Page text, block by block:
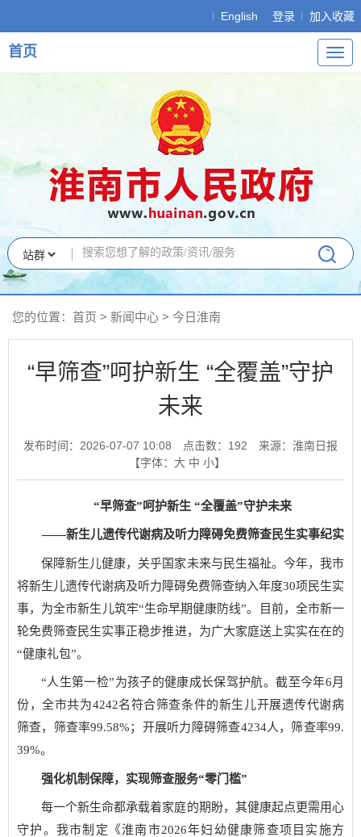
English 登录 加入收藏
导
航
首页
您的位置： 首页 > 新闻中心 > 今日淮南
“早筛查”呵护新生 “全覆盖”守护
未来
发布时间：2026-07-07 10:08 点击数： 192
来源：淮南日报
【字体： 大 中 小】
“早筛查”呵护新生 “全覆盖”守护未来
——新生儿遗传代谢病及听力障碍免费筛查民生实事纪实
保障新生儿健康，关乎国家未来与民生福祉。今年，我市
将新生儿遗传代谢病及听力障碍免费筛查纳入年度30项民生实
事，为全市新生儿筑牢“生命早期健康防线”。目前，全市新一
轮免费筛查民生实事正稳步推进，为广大家庭送上实实在在的
“健康礼包”。
“人生第一检”为孩子的健康成长保驾护航。截至今年6月
份，全市共为4242名符合筛查条件的新生儿开展遗传代谢病
筛查，筛查率99.58%；开展听力障碍筛查4234人，筛查率99.
39%。
强化机制保障，实现筛查服务“零门槛”
每一个新生命都承载着家庭的期盼，其健康起点更需用心
守护。我市制定《淮南市2026年妇幼健康筛查项目实施方